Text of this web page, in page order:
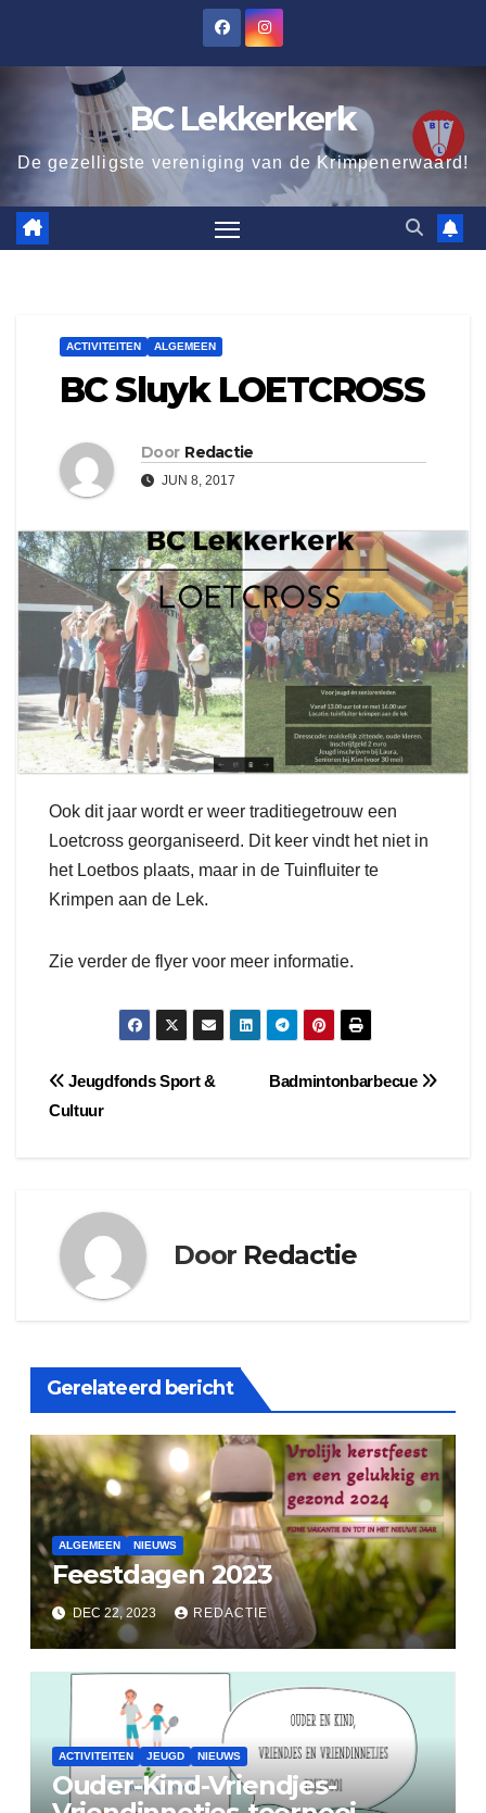
BC Lekkerkerk
De gezelligste vereniging van de Krimpenerwaard!
ACTIVITEITEN ALGEMEEN
BC Sluyk LOETCROSS
Door Redactie
JUN 8, 2017
Ook dit jaar wordt er weer traditiegetrouw een
Loetcross georganiseerd. Dit keer vindt het niet in
het Loetbos plaats, maar in de Tuinfluiter te
Krimpen aan de Lek.
Zie verder de flyer voor meer informatie.
Bericht
Badmintonbarbecue
Jeugdfonds Sport &
Cultuur
Door Redactie
Gerelateerd bericht
ALGEMEEN NIEUWS
Feestdagen 2023
DEC 22, 2023 REDACTIE
ACTIVITEITEN JEUGD NIEUWS
Ouder-Kind-Vriendjes-